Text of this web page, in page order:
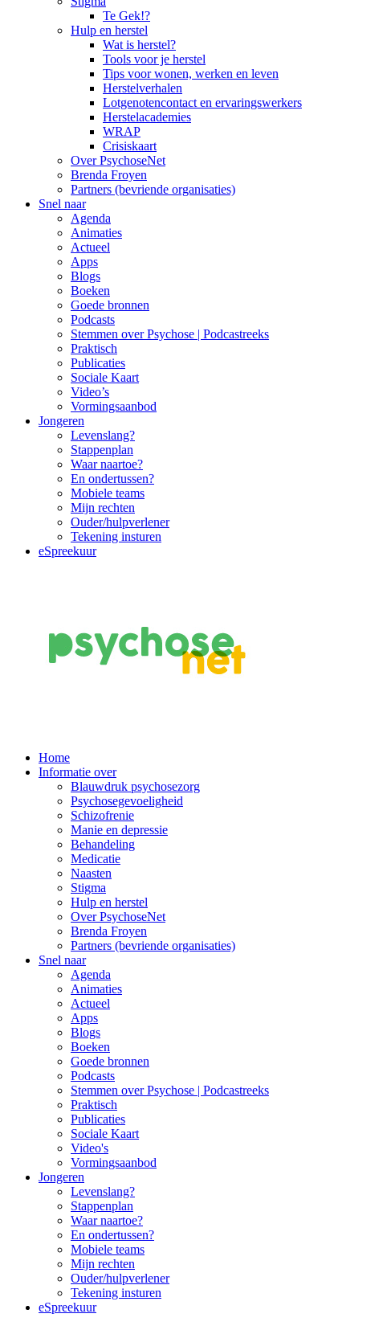
Te Gek!?
Hulp en herstel
Wat is herstel?
Tools voor je herstel
Tips voor wonen, werken en leven
Herstelverhalen
Lotgenotencontact en ervaringswerkers
Herstelacademies
WRAP
Crisiskaart
Over PsychoseNet
Brenda Froyen
Partners (bevriende organisaties)
Snel naar
Agenda
Animaties
Actueel
Apps
Blogs
Boeken
Goede bronnen
Podcasts
Stemmen over Psychose | Podcastreeks
Praktisch
Publicaties
Sociale Kaart
Video’s
Vormingsaanbod
Jongeren
Levenslang?
Stappenplan
Waar naartoe?
En ondertussen?
Mobiele teams
Mijn rechten
Ouder/hulpverlener
Tekening insturen
eSpreekuur
Main
Navigation
Home
Informatie over
Blauwdruk psychosezorg
Psychosegevoeligheid
Schizofrenie
Manie en depressie
Behandeling
Medicatie
Naasten
Stigma
Hulp en herstel
Over PsychoseNet
Brenda Froyen
Partners (bevriende organisaties)
Snel naar
Agenda
Animaties
Actueel
Apps
Blogs
Boeken
Goede bronnen
Podcasts
Stemmen over Psychose | Podcastreeks
Praktisch
Publicaties
Sociale Kaart
Video's
Vormingsaanbod
Jongeren
Levenslang?
Stappenplan
Waar naartoe?
En ondertussen?
Mobiele teams
Mijn rechten
Ouder/hulpverlener
Tekening insturen
eSpreekuur